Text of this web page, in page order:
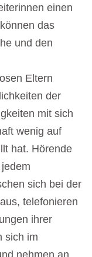
einen
das
und den
Eltern
der
mit sich
wenig auf
hat. Hörende
sich bei der
telefonieren
ihrer
sich im